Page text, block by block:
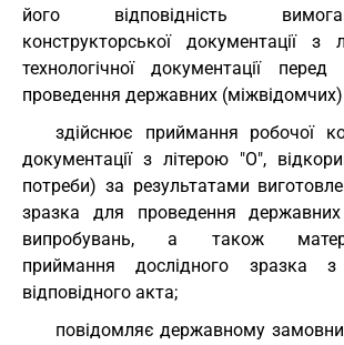
його відповідність
конструкторської документації
технологічної документації
проведення державних
здійснює приймання робочої
документації з літерою "О",
потреби) за результатами
зразка для проведення
випробувань, а також
приймання дослідного зразка
відповідного акта;
повідомляє державному